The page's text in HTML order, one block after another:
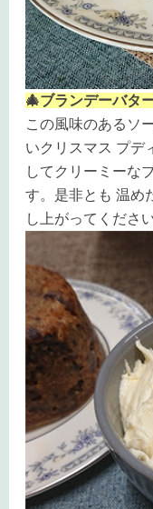
🎄ブランデーバタ
この風味のあるソ
いクリスマス プデ
してクリーミーな
す。是非とも 温め
し上がってください